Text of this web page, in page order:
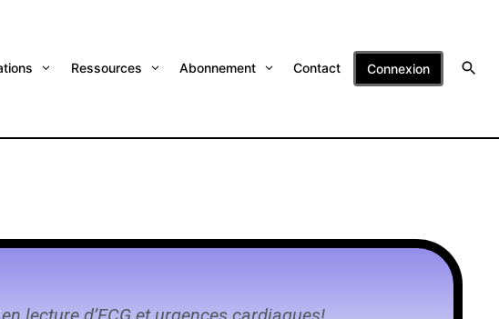
Ressources Abonnement Contact Connexion